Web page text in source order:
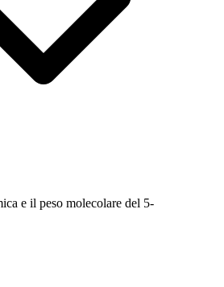
e il peso molecolare del 5-